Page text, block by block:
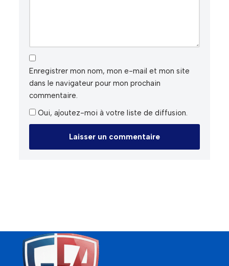
Enregistrer mon nom, mon e-mail et mon site
dans le navigateur pour mon prochain
commentaire.
Oui, ajoutez-moi à votre liste de diffusion.